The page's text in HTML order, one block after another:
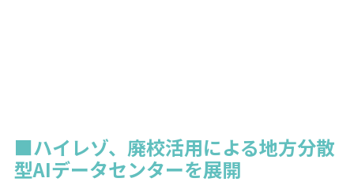
■ハイレゾ、廃校活用による地方分散
型AIデータセンターを展開